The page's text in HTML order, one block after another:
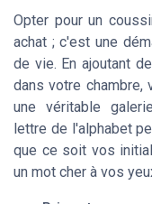
Opter pour un
achat ; c'est une
de vie. En ajoutant
dans votre chambre,
une véritable
lettre de l'alphabet
que ce soit vos
un mot cher à vos